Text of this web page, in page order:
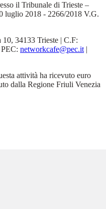
il Tribunale di Trieste –
luglio 2018 - 2266/2018 V.G.
34133 Trieste | C.F:
networkcafe@pec.it|
attività ha ricevuto euro
dalla Regione Friuli Venezia